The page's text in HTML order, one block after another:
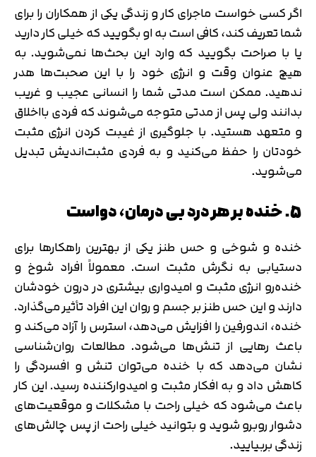
اگر کسی خواست ماجرای کار و زندگی یکی از همکاران را برای
شما تعریف کند، کافی است به او بگویید که خیلی کار دارید
یا با صراحت بگویید که وارد این بحث‌ها نمی‌شوید. به
هیچ عنوان وقت و انرژی خود را با این صحبت‌ها هدر
ندهید. ممکن است مدتی شما را انسانی عجیب و غریب
بدانند ولی پس از مدتی متوجه می‌شوند که فردی بااخلاق
و متعهد هستید. با جلوگیری از غیبت کردن انرژی مثبت
خودتان را حفظ می‌کنید و به فردی مثبت‌اندیش تبدیل
می‌شوید.
5. خنده بر هر درد بی درمان، دواست
خنده و شوخی و حس طنز یکی از بهترین راهکارها برای
دستیابی به نگرش مثبت است. معمولاً افراد شوخ و
خنده‌رو انرژی مثبت و امیدواری بیشتری در درون خودشان
دارند و این حس طنز بر جسم و روان این افراد تأثیر می‌گذارد.
خنده، اندورفین را افزایش می‌دهد، استرس را آزاد می‌کند و
باعث رهایی از تنش‌ها می‌شود. مطالعات روان‌شناسی
نشان می‌دهد که با خنده می‌توان تنش و افسردگی را
کاهش داد و به افکار مثبت و امیدوارکننده رسید. این کار
باعث می‌شود که خیلی راحت با مشکلات و موقعیت‌های
دشوار روبرو شوید و بتوانید خیلی راحت از پس چالش‌های
زندگی بربیایید.